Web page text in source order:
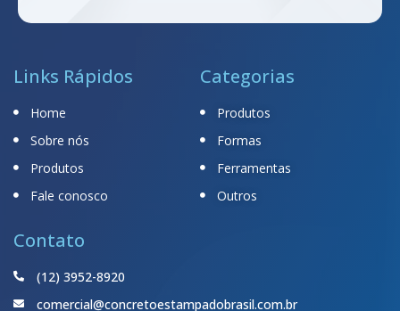
Links Rápidos
Home
Sobre nós
Produtos
Fale conosco
Categorias
Produtos
Formas
Ferramentas
Outros
Contato
(12) 3952-8920
comercial@concretoestampadobrasil.com.br